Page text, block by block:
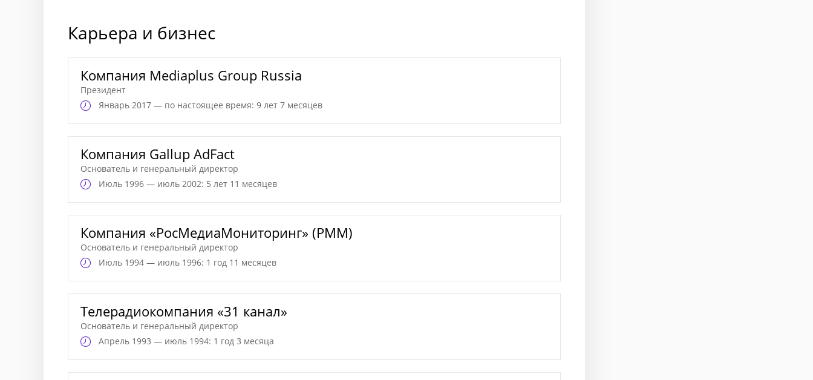
Карьера и бизнес
Компания Mediaplus Group Russia
Президент
Январь 2017 — по настоящее время: 9 лет 7 месяцев
Компания Gallup AdFact
Основатель и генеральный директор
Июль 1996 — июль 2002: 5 лет 11 месяцев
Компания «РосМедиаМониторинг» (РММ)
Основатель и генеральный директор
Июль 1994 — июль 1996: 1 год 11 месяцев
Телерадиокомпания «31 канал»
Основатель и генеральный директор
Апрель 1993 — июль 1994: 1 год 3 месяца